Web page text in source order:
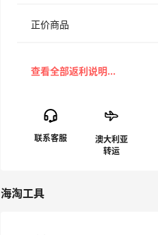
正价商品
澳大利亚
海淘工具